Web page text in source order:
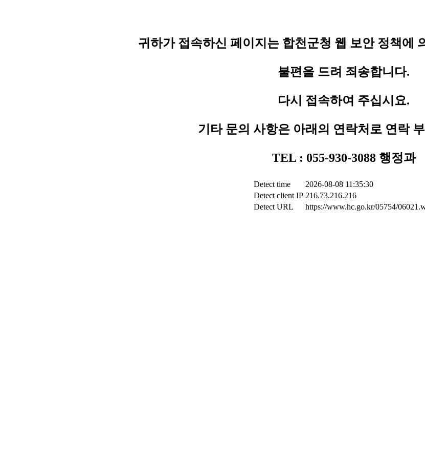
귀하가 접속하신 페이지는 합천군청 웹 보안 정책에
불편을 드려 죄송합니다.
다시 접속하여 주십시요.
기타 문의 사항은 아래의 연락처로 연락
TEL : 055-930-3088 행정과
Detect time
2026-08-08 11:35:30
Detect client IP 216.73.216.216
Detect URL
https://www.hc.go.kr/05754/